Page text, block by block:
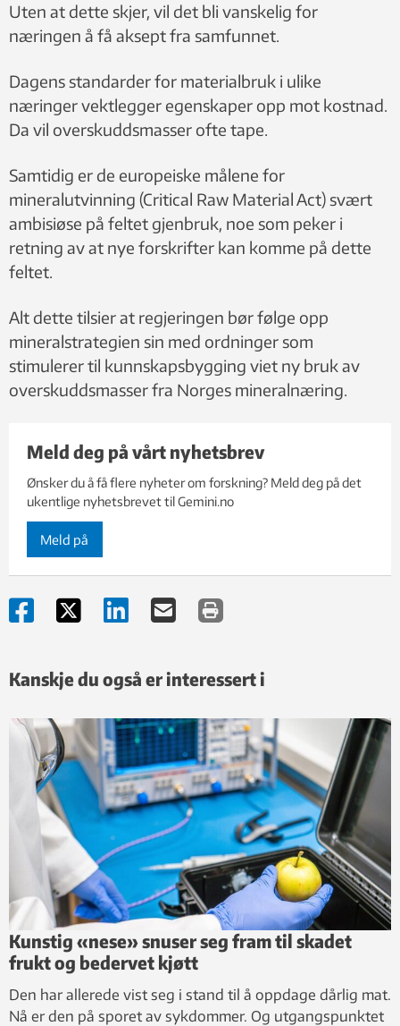
Uten at dette skjer, vil det bli vanskelig for
næringen å få aksept fra samfunnet.
Dagens standarder for materialbruk i ulike
næringer vektlegger egenskaper opp mot kostnad.
Da vil overskuddsmasser ofte tape.
Samtidig er de europeiske målene for
mineralutvinning (Critical Raw Material Act) svært
ambisiøse på feltet gjenbruk, noe som peker i
retning av at nye forskrifter kan komme på dette
feltet.
Alt dette tilsier at regjeringen bør følge opp
mineralstrategien sin med ordninger som
stimulerer til kunnskapsbygging viet ny bruk av
overskuddsmasser fra Norges mineralnæring.
Meld deg på vårt nyhetsbrev
Ønsker du å få flere nyheter om forskning? Meld deg på det
ukentlige nyhetsbrevet til Gemini.no
Meld på
Kanskje du også er interessert i
Kunstig «nese» snuser seg fram til skadet
frukt og bedervet kjøtt
Den har allerede vist seg i stand til å oppdage dårlig mat.
Nå er den på sporet av sykdommer. Og utgangspunktet